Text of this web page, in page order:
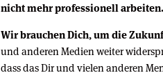
nicht mehr professionell arbeiten.
Wir brauchen Dich, um die
und anderen Medien weiter
dass das Dir und vielen anderen